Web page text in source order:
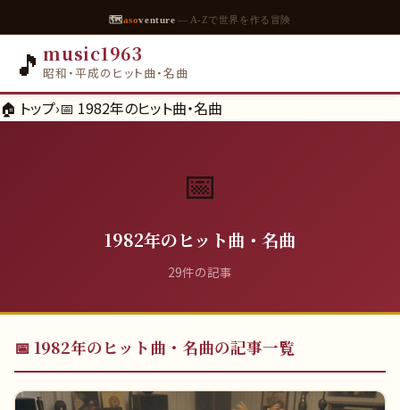
🗺asoventure — A-Zで世界を作る冒険
🎵 music1963
昭和・平成のヒット曲・名曲
🏠 トップ›📅 1982年のヒット曲・名曲
📅
1982年のヒット曲・名曲
29件の記事
📅 1982年のヒット曲・名曲の記事一覧